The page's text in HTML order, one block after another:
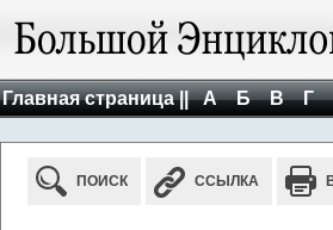
Главная страница || А Б В Г
ПОИСК ССЫЛКА